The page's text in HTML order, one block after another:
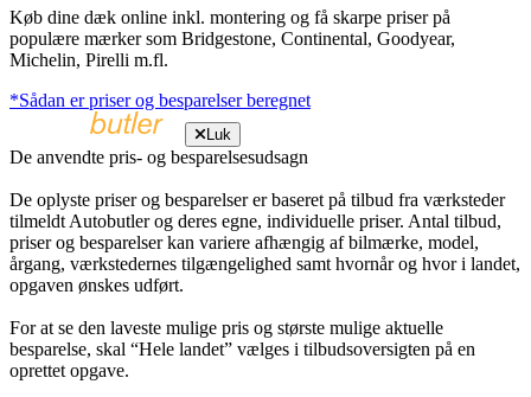
Køb dine dæk online inkl. montering og få skarpe priser på
populære mærker som Bridgestone, Continental, Goodyear,
Michelin, Pirelli m.fl.
*Sådan er priser og besparelser beregnet
Luk
De anvendte pris- og besparelsesudsagn
De oplyste priser og besparelser er baseret på tilbud fra værksteder
tilmeldt Autobutler og deres egne, individuelle priser. Antal tilbud,
priser og besparelser kan variere afhængig af bilmærke, model,
årgang, værkstedernes tilgængelighed samt hvornår og hvor i landet,
opgaven ønskes udført.
For at se den laveste mulige pris og største mulige aktuelle
besparelse, skal “Hele landet” vælges i tilbudsoversigten på en
oprettet opgave.